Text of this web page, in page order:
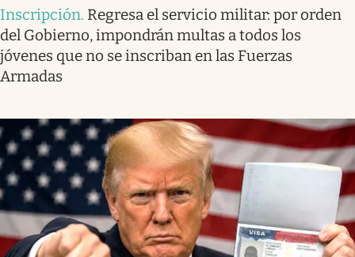
Inscripción. Regresa el servicio militar: por orden
del Gobierno, impondrán multas a todos los
jóvenes que no se inscriban en las Fuerzas
Armadas